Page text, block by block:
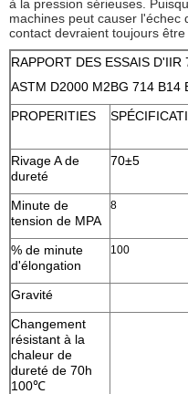
à la pression sérieuses.
machines peut causer l'échec
contact devraient toujours
RAPPORT DES ESSAIS D'IIR
ASTM D2000 M2BG 714 B14
PROPERITIES
Rivage A de
dureté
70±5
Minute de
tension de MPA
8
% de minute
d'élongation
100
Gravité
Changement
résistant à la
chaleur de
dureté de 70h
100℃